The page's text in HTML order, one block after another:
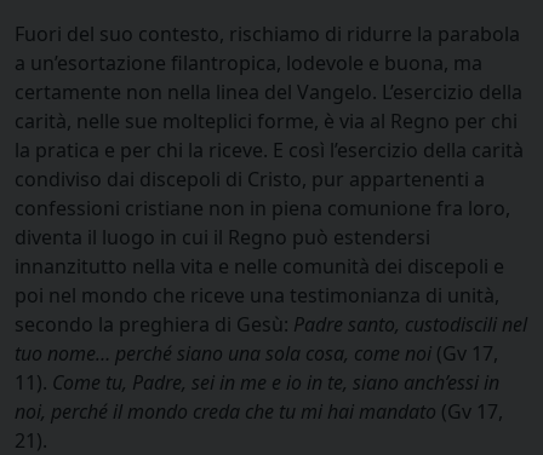
Fuori del suo contesto, rischiamo di ridurre la parabola
a un’esortazione filantropica, lodevole e buona, ma
certamente non nella linea del Vangelo. L’esercizio della
carità, nelle sue molteplici forme, è via al Regno per chi
la pratica e per chi la riceve. E così l’esercizio della carità
condiviso dai discepoli di Cristo, pur appartenenti a
confessioni cristiane non in piena comunione fra loro,
diventa il luogo in cui il Regno può estendersi
innanzitutto nella vita e nelle comunità dei discepoli e
poi nel mondo che riceve una testimonianza di unità,
secondo la preghiera di Gesù: Padre santo, custodiscili nel
tuo nome… perché siano una sola cosa, come noi (Gv 17,
11). Come tu, Padre, sei in me e io in te, siano anch’essi in
noi, perché il mondo creda che tu mi hai mandato (Gv 17,
21).